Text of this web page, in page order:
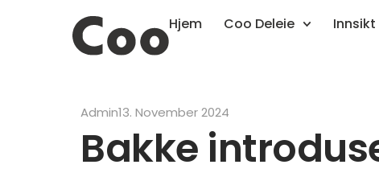
Hjem Coo Deleie Innsikt
Admin13. November 2024
Bakke